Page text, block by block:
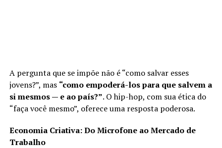
A pergunta que se impõe não é “como salvar esses
jovens?”, mas “como empoderá-los para que salvem a
si mesmos — e ao país?”. O hip-hop, com sua ética do
“faça você mesmo”, oferece uma resposta poderosa.
Economia Criativa: Do Microfone ao Mercado de
Trabalho